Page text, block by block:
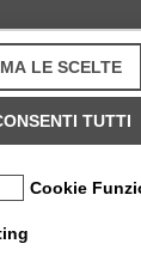
LE SCELTE
TUTTI
Cookie